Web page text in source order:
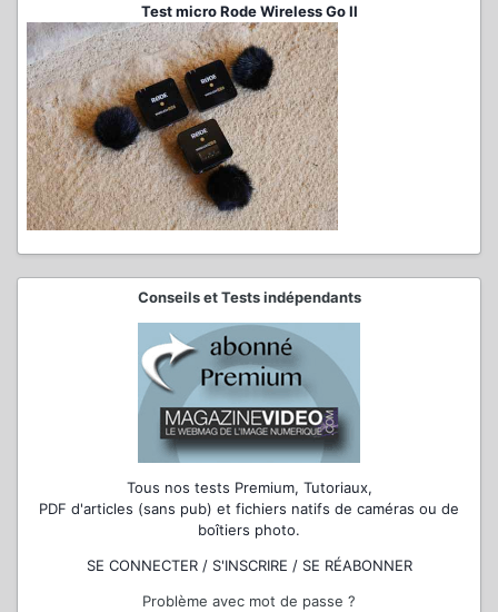
Test micro Rode Wireless Go II
Conseils et Tests indépendants
Tous nos tests Premium, Tutoriaux,
PDF d'articles (sans pub) et fichiers natifs de caméras ou de
boîtiers photo.
SE CONNECTER / S'INSCRIRE / SE RÉABONNER
Problème avec mot de passe ?